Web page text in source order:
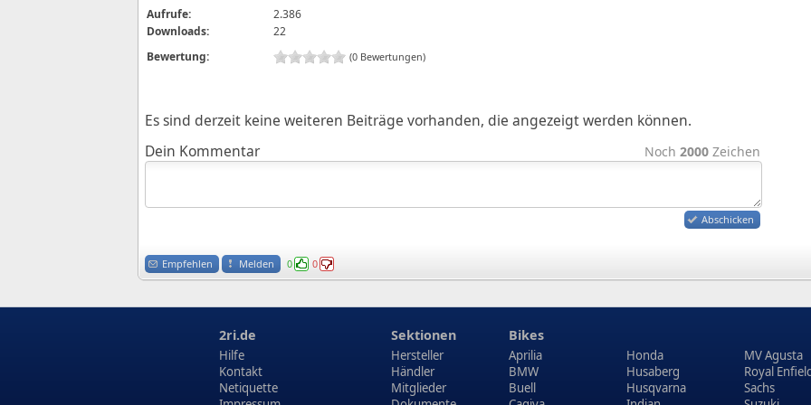
Aufrufe:
2.386
Downloads:
22
Bewertung:
(0 Bewertungen)
Es sind derzeit keine weiteren Beiträge vorhanden, die angezeigt werden können.
Noch 2000 Zeichen
Dein Kommentar
Abschicken
Empfehlen Melden 0 0
2ri.de
Hilfe
Kontakt
Netiquette
Sektionen
Hersteller
Händler
Mitglieder
Bikes
Aprilia
BMW
Buell
Honda
Husaberg
Husqvarna
MV Agusta
Royal
Sachs